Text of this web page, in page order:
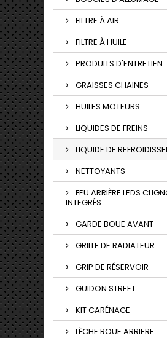
FILTRE À AIR
FILTRE À HUILE
PRODUITS D'ENTRETIEN
GRAISSES CHAINES
HUILES MOTEURS
LIQUIDES DE FREINS
LIQUIDE DE
NETTOYANTS
FEU ARRIÈRE LEDS
INTEGRÉS
GARDE BOUE AVANT
GRILLE DE RADIATEUR
GRIP DE RÉSERVOIR
GUIDON STREET
KIT CARÉNAGE
LÈCHE ROUE ARRIERE